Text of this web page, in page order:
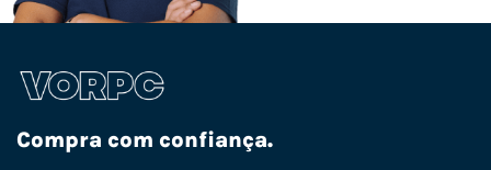
Compra com confiança.